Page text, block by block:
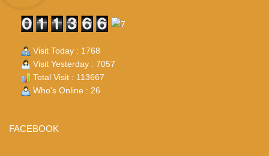
Visit Today : 1768
Visit Yesterday : 7057
Total Visit : 113667
Who's Online : 26
FACEBOOK